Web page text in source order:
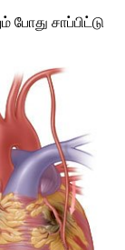
சாப்பிட்டு